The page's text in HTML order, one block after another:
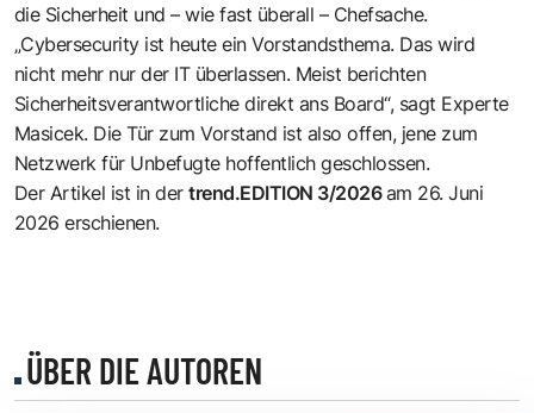
die Sicherheit und – wie fast überall – Chefsache.
„Cybersecurity ist heute ein Vorstandsthema. Das wird
nicht mehr nur der IT überlassen. Meist berichten
Sicherheitsverantwortliche direkt ans Board“, sagt Experte
Masicek. Die Tür zum Vorstand ist also offen, jene zum
Netzwerk für Unbefugte hoffentlich geschlossen.
Der Artikel ist in dertrend.EDITION 3/2026am 26. Juni
2026erschienen.
ÜBER DIE AUTOREN